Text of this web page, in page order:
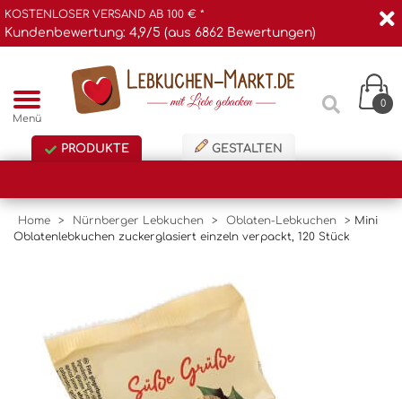
KOSTENLOSER VERSAND AB 100 € *
Kundenbewertung: 4,9/5 (aus 6862 Bewertungen)
Menü
0
PRODUKTE GESTALTEN
Home > Nürnberger Lebkuchen > Oblaten-Lebkuchen > Mini
Oblatenlebkuchen zuckerglasiert einzeln verpackt, 120 Stück